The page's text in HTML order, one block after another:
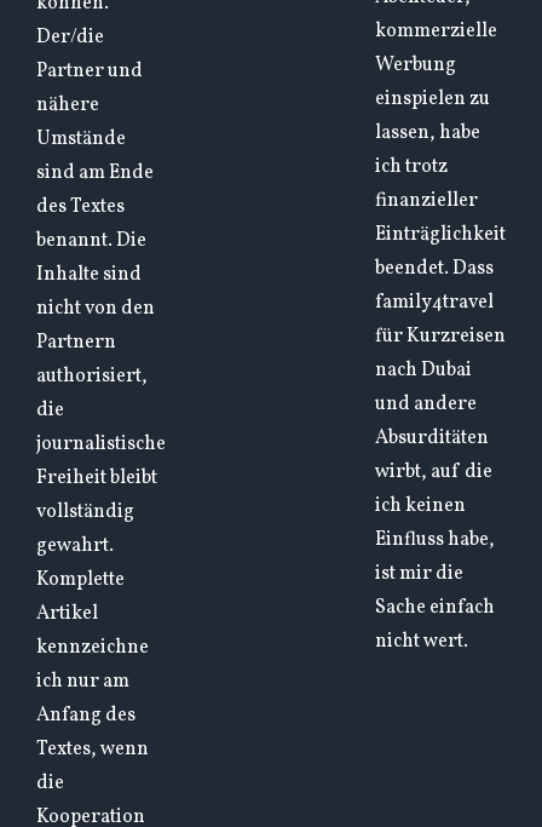
Der/die
Partner und
nähere
Umstände
sind am Ende
des Textes
benannt. Die
Inhalte sind
nicht von den
Partnern
authorisiert,
die
journalistische
Freiheit bleibt
vollständig
gewahrt.
Komplette
Artikel
kennzeichne
ich nur am
Anfang des
Textes, wenn
die
Kooperation
kommerzielle
Werbung
einspielen zu
lassen, habe
ich trotz
finanzieller
Einträglichkeit
beendet. Dass
family4travel
für Kurzreisen
nach Dubai
und andere
Absurditäten
wirbt, auf die
ich keinen
Einfluss habe,
ist mir die
Sache einfach
nicht wert.